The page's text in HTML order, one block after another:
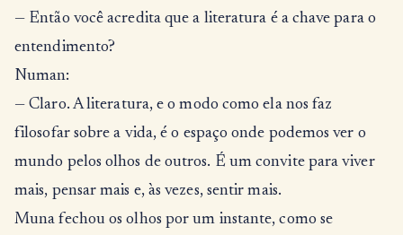
— Então você acredita que a literatura é a chave para o
entendimento?
Numan:
— Claro. A literatura, e o modo como ela nos faz
filosofar sobre a vida, é o espaço onde podemos ver o
mundo pelos olhos de outros. É um convite para viver
mais, pensar mais e, às vezes, sentir mais.
Muna fechou os olhos por um instante, como se